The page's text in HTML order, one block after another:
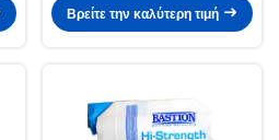
κλείνει μόνη της
Βρείτε την καλύτερη τιμή